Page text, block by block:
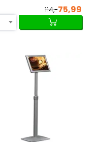
114,-75,99